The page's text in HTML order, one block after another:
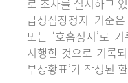
로 조사를 실시하고
급성심장정지 기준
또는 ‘호흡정지’로
시행한 것으로 기록
부상황표’가 작성된